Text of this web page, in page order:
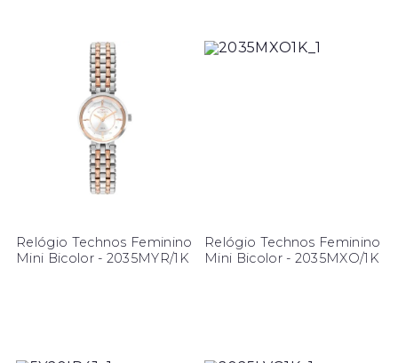
Relógio Technos Feminino
Mini Bicolor - 2035MYR/1K
Relógio Technos Feminino
Mini Bicolor - 2035MXO/1K